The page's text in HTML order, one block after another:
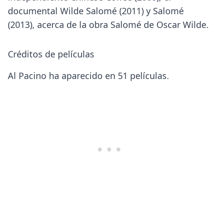
documental Wilde Salomé (2011) y Salomé
(2013), acerca de la obra Salomé de Oscar Wilde.
Créditos de películas
Al Pacino ha aparecido en 51 películas.